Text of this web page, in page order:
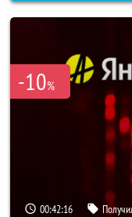
-10%
00:42:15